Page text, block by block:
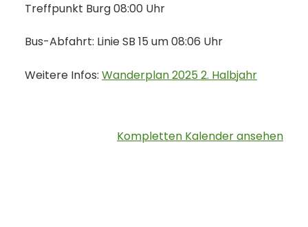
Treffpunkt Burg 08:00 Uhr
Bus-Abfahrt: Linie SB 15 um 08:06 Uhr
Weitere Infos: Wanderplan 2025 2. Halbjahr
Kompletten Kalender ansehen